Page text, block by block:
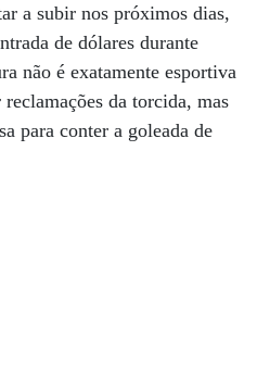
a subir nos próximos dias,
de dólares durante
não é exatamente esportiva
da torcida, mas
para conter a goleada de